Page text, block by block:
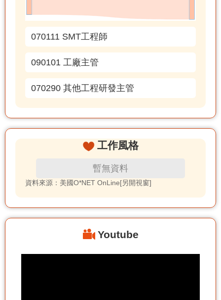
070111 SMT工程師
090101 工廠主管
070290 其他工程研發主管
工作風格
暫無資料
資料來源：美國O*NET OnLine[另開視窗]
Youtube